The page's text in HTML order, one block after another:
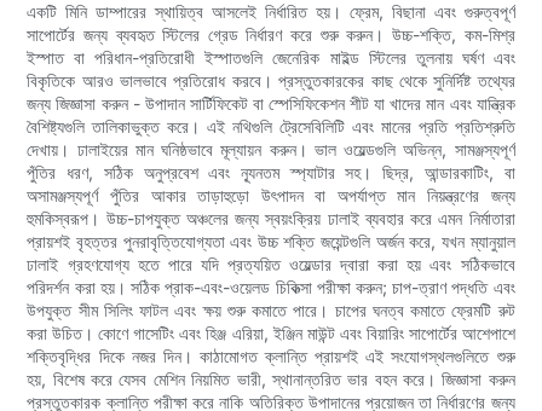
একটি মিনি ডাম্পারের স্থায়িত্ব আসলেই নির্ধারিত হয়। ফ্রেম, বিছানা এবং গুরুত্বপূর্ণ
সাপোর্টের জন্য ব্যবহৃত স্টিলের গ্রেড নির্ধারণ করে শুরু করুন। উচ্চ-শক্তি, কম-মিশ্র
ইস্পাত বা পরিধান-প্রতিরোধী ইস্পাতগুলি জেনেরিক মাইল্ড স্টিলের তুলনায় ঘর্ষণ এবং
বিকৃতিকে আরও ভালভাবে প্রতিরোধ করবে। প্রস্তুতকারকের কাছ থেকে সুনির্দিষ্ট তথ্যের
জন্য জিজ্ঞাসা করুন - উপাদান সার্টিফিকেট বা স্পেসিফিকেশন শীট যা খাদের মান এবং যান্ত্রিক
বৈশিষ্ট্যগুলি তালিকাভুক্ত করে। এই নথিগুলি ট্রেসেবিলিটি এবং মানের প্রতি প্রতিশ্রুতি
দেখায়। ঢালাইয়ের মান ঘনিষ্ঠভাবে মূল্যায়ন করুন। ভাল ওয়েল্ডগুলি অভিন্ন, সামঞ্জস্যপূর্ণ
পুঁতির ধরণ, সঠিক অনুপ্রবেশ এবং ন্যূনতম স্প্যাটার সহ। ছিদ্র, আন্ডারকাটিং, বা
অসামঞ্জস্যপূর্ণ পুঁতির আকার তাড়াহুড়ো উৎপাদন বা অপর্যাপ্ত মান নিয়ন্ত্রণের জন্য
হুমকিস্বরূপ। উচ্চ-চাপযুক্ত অঞ্চলের জন্য স্বয়ংক্রিয় ঢালাই ব্যবহার করে এমন নির্মাতারা
প্রায়শই বৃহত্তর পুনরাবৃত্তিযোগ্যতা এবং উচ্চ শক্তি জয়েন্টগুলি অর্জন করে, যখন ম্যানুয়াল
ঢালাই গ্রহণযোগ্য হতে পারে যদি প্রত্যয়িত ওয়েল্ডার দ্বারা করা হয় এবং সঠিকভাবে
পরিদর্শন করা হয়। সঠিক প্রাক-এবং-ওয়েলড চিকিত্সা পরীক্ষা করুন; চাপ-ত্রাণ পদ্ধতি এবং
উপযুক্ত সীম সিলিং ফাটল এবং ক্ষয় শুরু কমাতে পারে। চাপের ঘনত্ব কমাতে ফ্রেমটি রুট
করা উচিত। কোণে গাসেটিং এবং হিঞ্জ এরিয়া, ইঞ্জিন মাউন্ট এবং বিয়ারিং সাপোর্টের আশেপাশে
শক্তিবৃদ্ধির দিকে নজর দিন। কাঠামোগত ক্লান্তি প্রায়শই এই সংযোগস্থলগুলিতে শুরু
হয়, বিশেষ করে যেসব মেশিন নিয়মিত ভারী, স্থানান্তরিত ভার বহন করে। জিজ্ঞাসা করুন
প্রস্তুতকারক ক্লান্তি পরীক্ষা করে নাকি অতিরিক্ত উপাদানের প্রয়োজন তা নির্ধারণের জন্য